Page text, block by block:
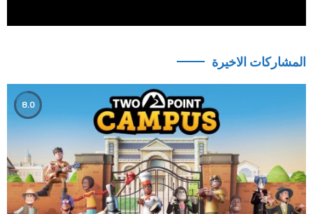
المشاركات الاخيرة
8.0